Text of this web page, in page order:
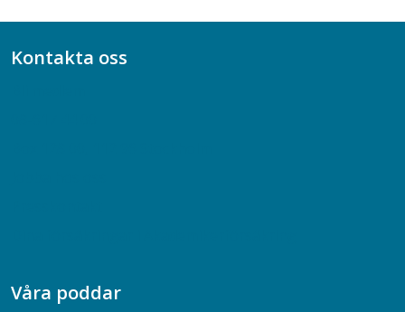
Kontakta oss
Våra poddar